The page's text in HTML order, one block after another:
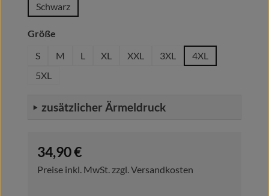
Schwarz
Größe
S
M L XL XXL 3XL
4XL
5XL
zusätzlicher Ärmeldruck
Regulärer Preis:
34,90 €
Preise inkl. MwSt. zzgl. Versandkosten